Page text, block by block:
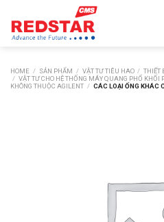
content
HOME / SẢN PHẨM / VẬT TƯ TIÊU HAO / THIẾT
/ VẬT TƯ CHO HỆ THỐNG MÁY QUANG PHỔ
KHÔNG THUỘC AGILENT / CÁC LOẠI ỐNG KHÁC